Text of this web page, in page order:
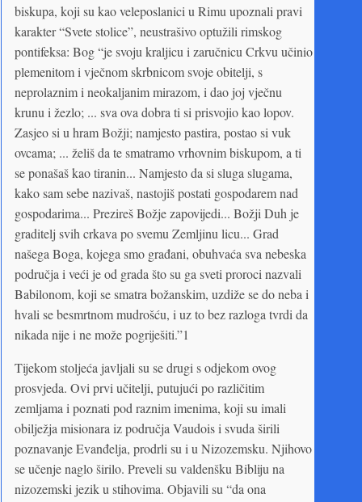
biskupa, koji su kao veleposlanici u Rimu upoznali pravi
karakter “Svete stolice”, neustrašivo optužili rimskog
pontifeksa: Bog “je svoju kraljicu i zaručnicu Crkvu učinio
plemenitom i vječnom skrbnicom svoje obitelji, s
neprolaznim i neokaljanim mirazom, i dao joj vječnu
krunu i žezlo; ... sva ova dobra ti si prisvojio kao lopov.
Zasjeo si u hram Božji; namjesto pastira, postao si vuk
ovcama; ... želiš da te smatramo vrhovnim biskupom, a ti
se ponašaš kao tiranin... Namjesto da si sluga slugama,
kako sam sebe nazivaš, nastojiš postati gospodarem nad
gospodarima... Prezireš Božje zapovijedi... Božji Duh je
graditelj svih crkava po svemu Zemljinu licu... Grad
našega Boga, kojega smo građani, obuhvaća sva nebeska
područja i veći je od grada što su ga sveti proroci nazvali
Babilonom, koji se smatra božanskim, uzdiže se do neba i
hvali se besmrtnom mudrošću, i uz to bez razloga tvrdi da
nikada nije i ne može pogriješiti.”1
Tijekom stoljeća javljali su se drugi s odjekom ovog
prosvjeda. Ovi prvi učitelji, putujući po različitim
zemljama i poznati pod raznim imenima, koji su imali
obilježja misionara iz područja Vaudois i svuda širili
poznavanje Evanđelja, prodrli su i u Nizozemsku. Njihovo
se učenje naglo širilo. Preveli su valdenšku Bibliju na
nizozemski jezik u stihovima. Objavili su “da ona